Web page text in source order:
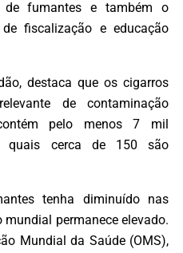
de fumantes e também o
fiscalização e educação
destaca que os cigarros
de contaminação
pelo menos 7 mil
quais cerca de 150 são
tenha diminuído nas
permanece elevado.
Mundial da Saúde (OMS),